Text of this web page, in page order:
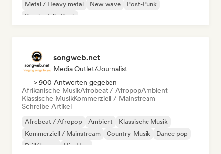
Metal / Heavy metal
New wave
Post-Punk
Psychedelic Rock
songweb.net
Media Outlet/Journalist
> 900 Antworten gegeben
Afrikanische MusikAfrobeat / AfropopAmbient
Klassische MusikKommerziell / Mainstream
Schreibe Artikel
Afrobeat / Afropop Ambient
Klassische Musik
Kommerziell / Mainstream
Country-Musik
Dance pop
Drill/Jersey
Hip-Hop